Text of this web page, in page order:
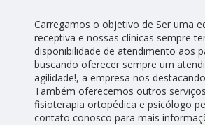
Carregamos o objetivo de Ser uma
receptiva e nossas clínicas sempre
disponibilidade de atendimento aos
buscando oferecer sempre um
agilidade!, a empresa nos
Também oferecemos outros
fisioterapia ortopédica e psicólogo
contato conosco para mais